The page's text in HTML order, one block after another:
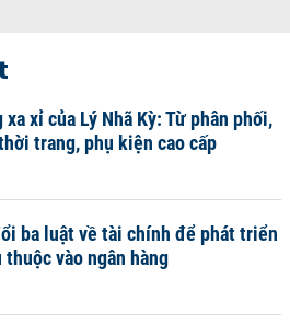
xỉ của Lý Nhã Kỳ: Từ phân phối,
trang, phụ kiện cao cấp
ba luật về tài chính để phát triển
vào ngân hàng